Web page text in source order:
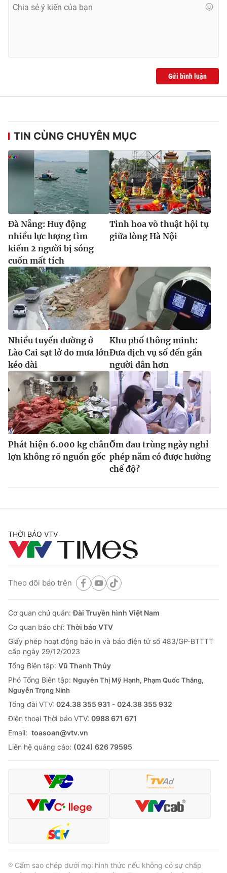
Gửi bình luận
TIN CÙNG CHUYÊN MỤC
Đà Nẵng: Huy động
nhiều lực lượng tìm
kiếm 2 người bị sóng
cuốn mất tích
Tinh hoa võ thuật hội tụ
giữa lòng Hà Nội
Nhiều tuyến đường ở
Lào Cai sạt lở do mưa lớn
kéo dài
Khu phố thông minh:
Đưa dịch vụ số đến gần
người dân hơn
Phát hiện 6.000 kg chân
lợn không rõ nguồn gốc
Ốm đau trùng ngày nghỉ
phép năm có được hưởng
chế độ?
THỜI BÁO VTV
Theo dõi báo trên
Cơ quan chủ quản:Đài Truyền hình Việt Nam
Cơ quan báo chí: Thời báo VTV
Giấy phép hoạt động báo in và báo điện tử số 483/GP-BTTTT
cấp ngày 29/12/2023
Tổng Biên tập: Vũ Thanh Thủy
Phó Tổng Biên tập: Nguyễn Thị Mỹ Hạnh, Phạm Quốc Thắng,
Nguyễn Trọng Ninh
Tổng đài VTV: 024.38 355 931 - 024.38 355 932
Ðiện thoại Thời báo VTV: 0988 671 671
Email: toasoan@vtv.vn
Liên hệ quảng cáo: (024) 626 79595
® Cấm sao chép dưới mọi hình thức nếu không có sự chấp